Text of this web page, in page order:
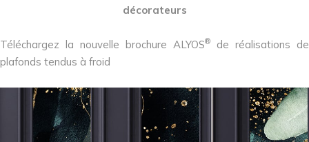
décorateurs
Téléchargez la nouvelle brochure ALYOS®
de réalisations de
plafonds tendus à froid